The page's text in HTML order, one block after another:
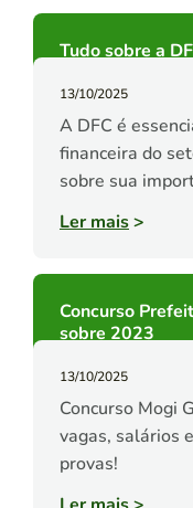
Tudo sobre a
13/10/2025
A DFC é
financeira do
sobre sua
Ler mais>
Concurso
sobre 2023
13/10/2025
Concurso Mogi
vagas, salários
provas!